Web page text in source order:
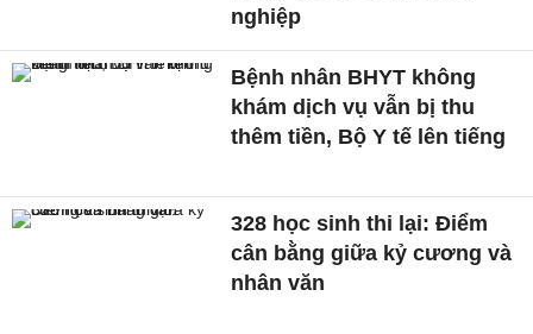
nghiệp
Bệnh nhân BHYT không
khám dịch vụ vẫn bị thu
thêm tiền, Bộ Y tế lên tiếng
328 học sinh thi lại: Điểm
cân bằng giữa kỷ cương và
nhân văn